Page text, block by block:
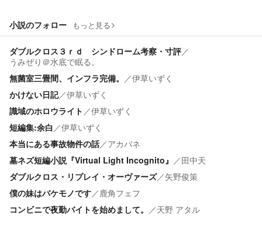
小説のフォロー もっと見る
ダブルクロス３ｒｄ シンドローム考察・寸評／
うみぜり＠水底で眠る。
無菌室三畳間、インフラ完備。 ／伊草いずく
かけない日記／伊草いずく
識域のホロウライト ／伊草いずく
短編集:余白 ／伊草いずく
本当にある事故物件の話／アカバネ
墓ネズ短編小説『Virtual Light Incognito』 ／田中天
ダブルクロス・リプレイ・オーヴァーズ／矢野俊策
僕の妹はバケモノです／鹿角フェフ
コンビニで夜勤バイトを始めまして。 ／天野 アタル